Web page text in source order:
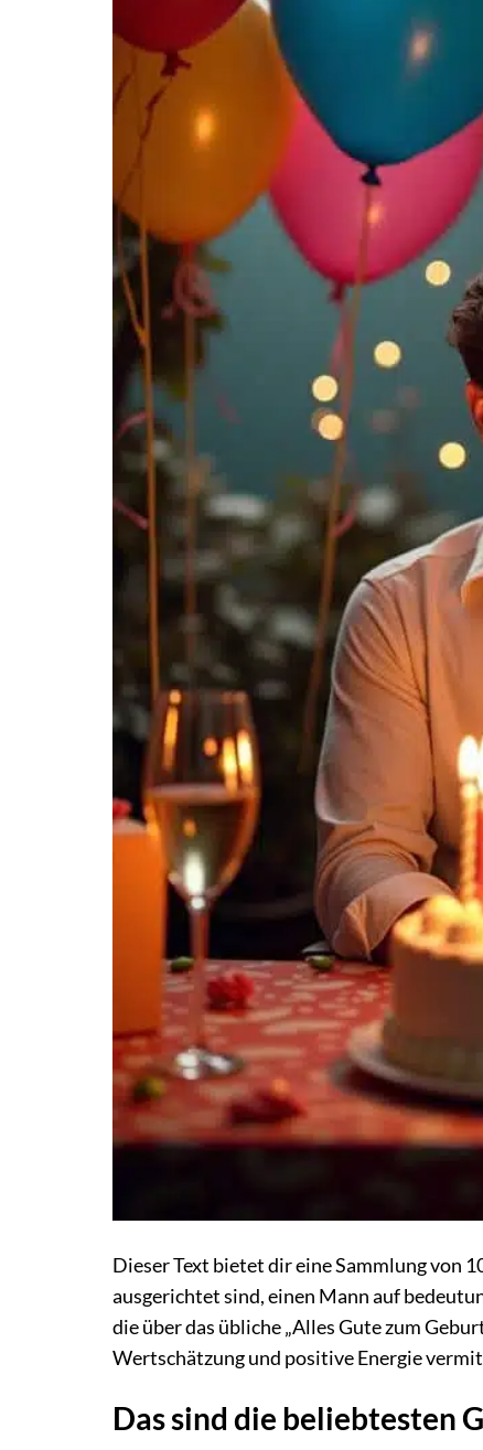
Dieser Text bietet dir eine Sammlung von
ausgerichtet sind, einen Mann auf
die über das übliche „Alles Gute zum
Wertschätzung und positive Energie
Das sind die beliebtesten